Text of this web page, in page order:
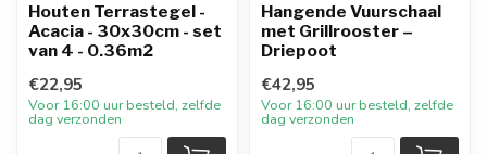
Houten Terrastegel -
Acacia - 30x30cm - set
van 4 - 0.36m2
€22,95
Voor 16:00 uur besteld, zelfde
dag verzonden
Hangende Vuurschaal
met Grillrooster –
Driepoot
€42,95
Voor 16:00 uur besteld, zelfde
dag verzonden